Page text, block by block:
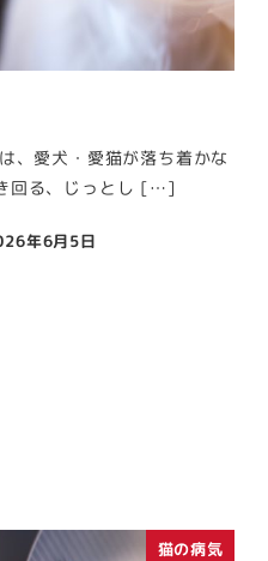
愛犬・愛猫が落ち着かな
回る、じっとし […]
年6月5日
猫の病気